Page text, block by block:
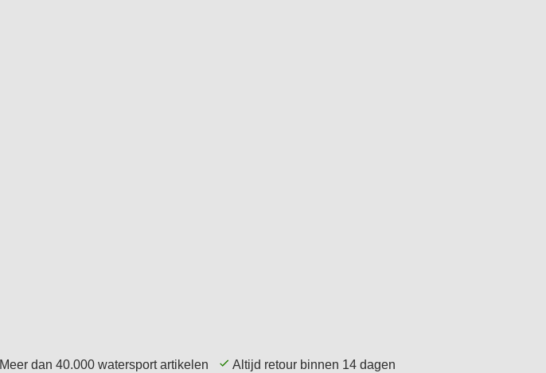
Meer dan 40.000 watersport artikelen Altijd retour binnen 14 dagen